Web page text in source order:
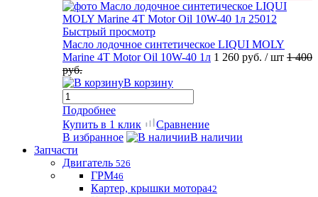
Быстрый просмотр
Масло лодочное синтетическое LIQUI MOLY
Marine 4T Motor Oil 10W-40 1л 1 260 руб. / шт 1 400
руб.
В корзину
Подробнее
Купить в 1 клик
Сравнение
В избранное
В наличии
Запчасти
Двигатель 526
ГРМ46
Картер, крышки мотора42